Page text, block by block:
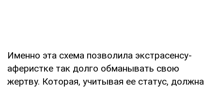
Именно эта схема позволила экстрасенсу-
аферистке так долго обманывать свою
жертву. Которая, учитывая ее статус, должна